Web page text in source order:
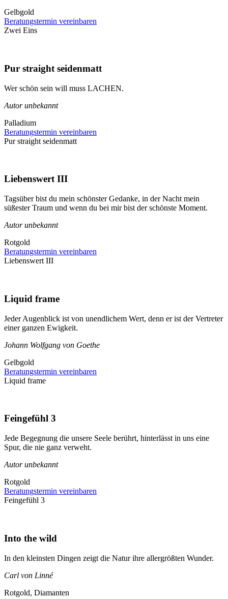
Gelbgold
Beratungstermin vereinbaren
Zwei Eins
Pur straight seidenmatt
Wer schön sein will muss LACHEN.
Autor unbekannt
Palladium
Beratungstermin vereinbaren
Pur straight seidenmatt
Liebenswert III
Tagsüber bist du mein schönster Gedanke, in der Nacht mein
süßester Traum und wenn du bei mir bist der schönste Moment.
Autor unbekannt
Rotgold
Beratungstermin vereinbaren
Liebenswert III
Liquid frame
Jeder Augenblick ist von unendlichem Wert, denn er ist der Vertreter
einer ganzen Ewigkeit.
Johann Wolfgang von Goethe
Gelbgold
Beratungstermin vereinbaren
Liquid frame
Feingefühl 3
Jede Begegnung die unsere Seele berührt, hinterlässt in uns eine
Spur, die nie ganz verweht.
Autor unbekannt
Rotgold
Beratungstermin vereinbaren
Feingefühl 3
Into the wild
In den kleinsten Dingen zeigt die Natur ihre allergrößten Wunder.
Carl von Linné
Rotgold, Diamanten